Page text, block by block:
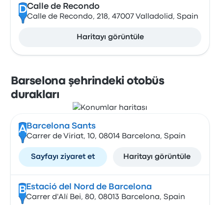
DCalle de Recondo
Calle de Recondo, 218, 47007 Valladolid, Spain
Haritayı görüntüle
Barselona şehrindeki otobüs
durakları
A Barcelona Sants
Carrer de Viriat, 10, 08014 Barcelona, Spain
Sayfayı ziyaret et Haritayı görüntüle
B Estació del Nord de Barcelona
Carrer d'Alí Bei, 80, 08013 Barcelona, Spain